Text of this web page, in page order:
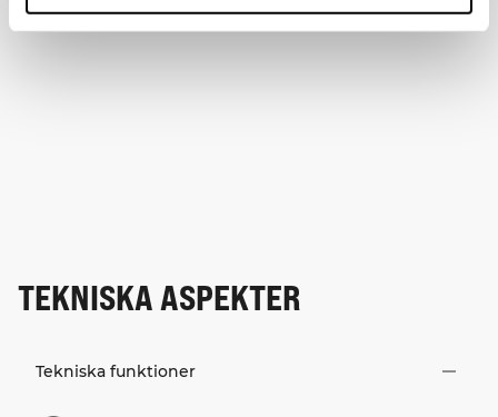
TEKNISKA ASPEKTER
Tekniska funktioner